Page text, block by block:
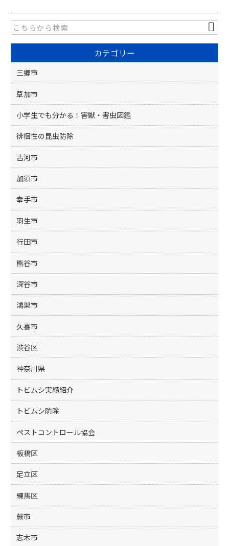
e
b
o
o
k
er
カテゴリー
三郷市
草加市
小学生でも分かる！害獣・害虫図鑑
徘徊性の昆虫防除
古河市
加須市
幸手市
羽生市
行田市
熊谷市
深谷市
鴻巣市
久喜市
渋谷区
神奈川県
トビムシ実績紹介
トビムシ防除
ペストコントロール協会
板橋区
足立区
練馬区
蕨市
志木市